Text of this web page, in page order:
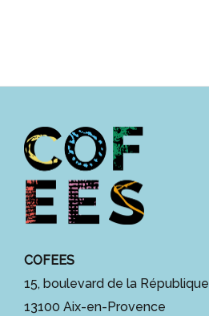
COFEES
15, boulevard de la République
13100 Aix-en-Provence